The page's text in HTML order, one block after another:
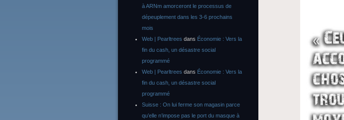
à ARNm amorceront le processus de
dépeuplement dans les 3-6 prochains
mois
Web | Pearltrees dans Économie : Vers la
fin du cash, un désastre social
programmé
Web | Pearltrees dans Économie : Vers la
fin du cash, un désastre social
programmé
Suisse : On lui ferme son magasin parce
qu’elle n’impose pas le port du masque à